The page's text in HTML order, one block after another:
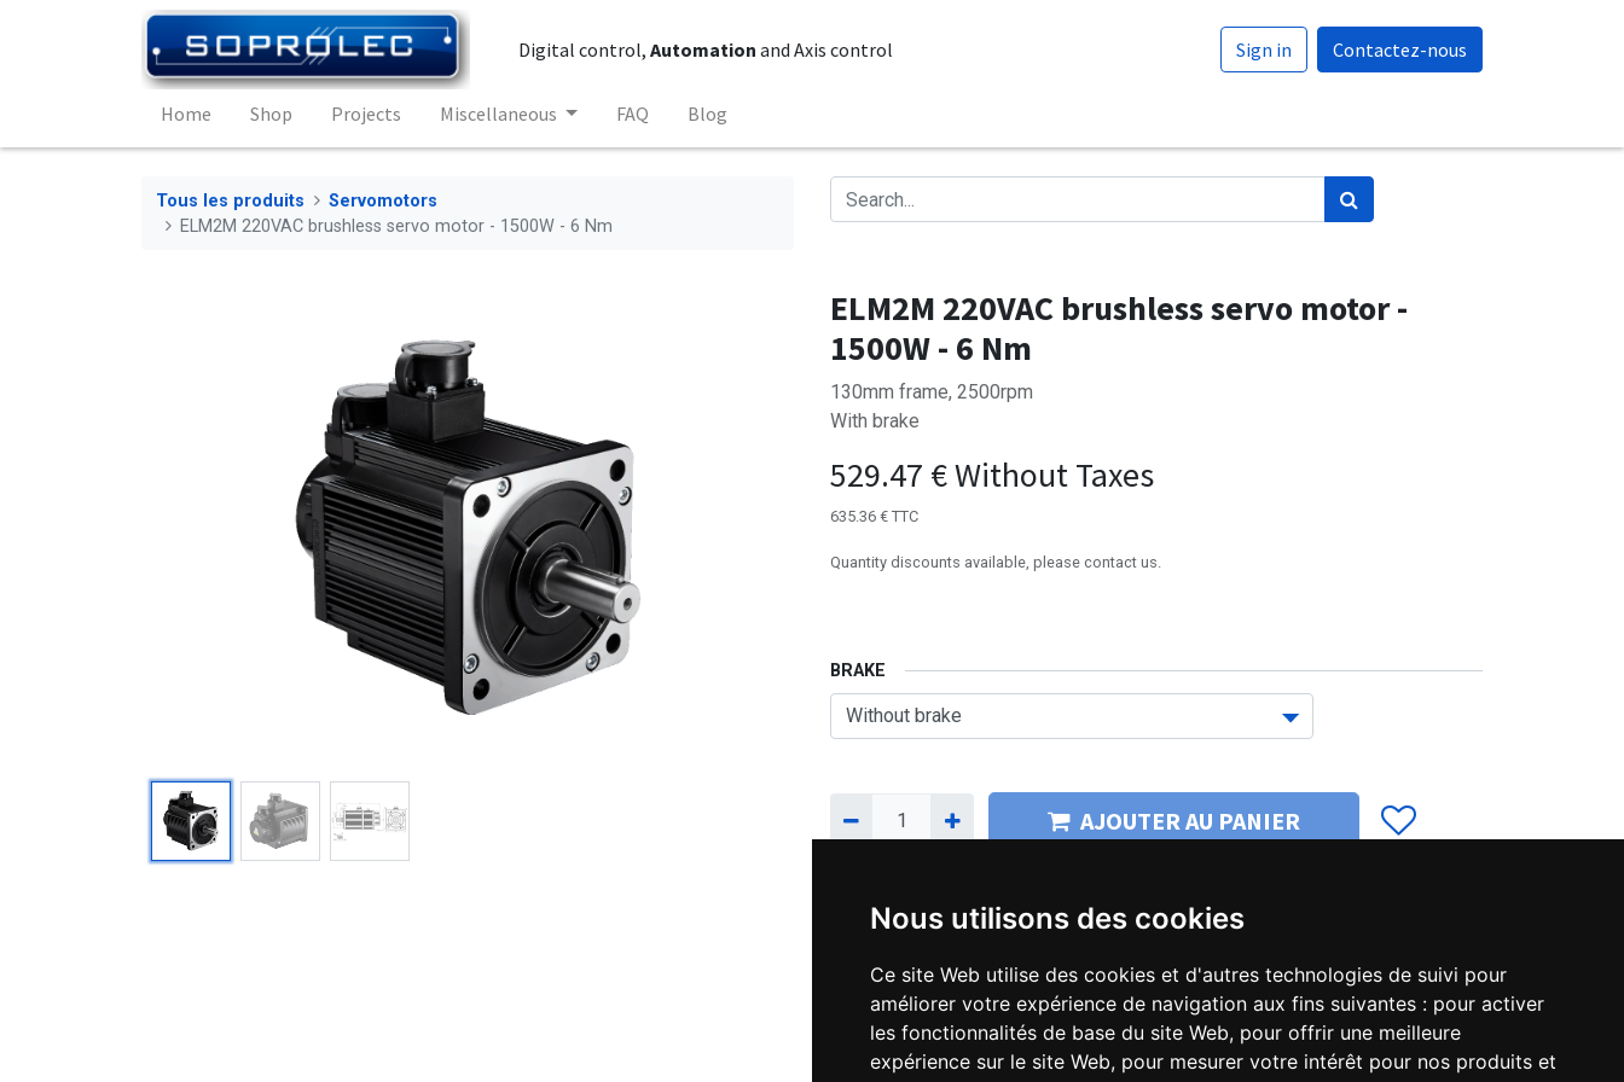
Nous utilisons des cookies
Ce site Web utilise des cookies et d'autres technologies de suivi pour
améliorer votre expérience de navigation aux fins suivantes : pour activer
les fonctionnalités de base du site Web, pour offrir une meilleure
expérience sur le site Web, pour mesurer votre intérêt pour nos produits et
Digital control,Automationand Axis control Sign in Contactez-nous
Home Shop Projects Miscellaneous FAQ Blog
Tous les produits
Servomotors
ELM2M 220VAC brushless servo motor - 1500W - 6 Nm
ELM2M 220VAC brushless servo motor -
1500W - 6 Nm
130mm frame, 2500rpm
With brake
529.47 €Without Taxes
635.36 € TTC
Quantity discounts available, please contact us.
BRAKE
AJOUTER AU PANIER
Add the item to your wishlist to be notified when the product is back in stock.
Product Documents